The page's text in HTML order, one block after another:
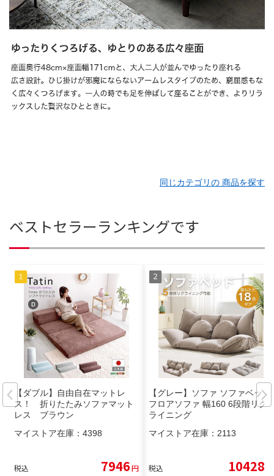
同じカテゴリの 商品を探す
ベストセラーランキングです
【ダブル】自由自在マットレ
ス！ 折りたたみソファマット
レス ブラウン
マイストア在庫： 4398
税込 7946円
【グレー】ソファ ソファベッド
フロアソファ 幅160 6段階リク
ライニング
マイストア在庫： 2113
税込 10428